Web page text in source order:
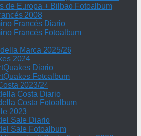
de Europa + Bilbao Fotoalbum
2008
Francés Diario
Francés Fotoalbum
Marca 2025/26
2024
Diario
Fotoalbum
2023/24
Costa Diario
Costa Fotoalbum
2023
Sale Diario
Sale Fotoalbum